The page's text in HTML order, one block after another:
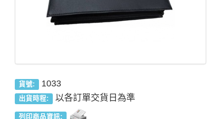
貨號: 1033
出貨時程: 以各訂單交貨日為準
列印商品資訊: